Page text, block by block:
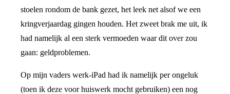
stoelen rondom de bank gezet, het leek net alsof we een
kringverjaardag gingen houden. Het zweet brak me uit, ik
had namelijk al een sterk vermoeden waar dit over zou
gaan: geldproblemen.
Op mijn vaders werk-iPad had ik namelijk per ongeluk
(toen ik deze voor huiswerk mocht gebruiken) een nog